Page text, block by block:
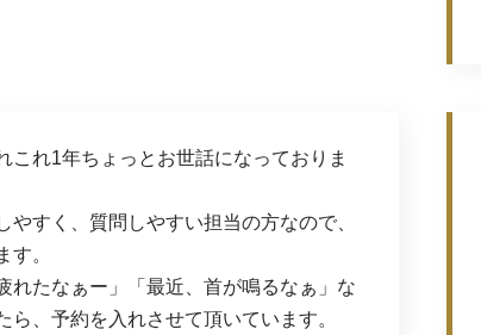
これ1年ちょっとお世話になっておりま
やすく、質問しやすい担当の方なので、
す。
れたなぁー」「最近、首が鳴るなぁ」な
ら、予約を入れさせて頂いています。